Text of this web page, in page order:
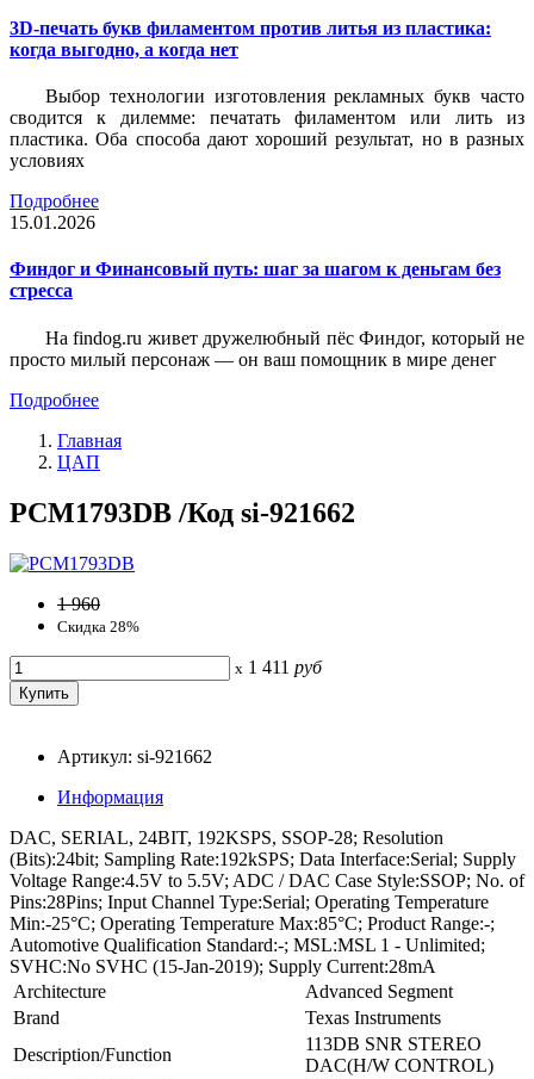
3D-печать букв филаментом против литья из пластика:
когда выгодно, а когда нет
Выбор технологии изготовления рекламных букв часто
сводится к дилемме: печатать филаментом или лить из
пластика. Оба способа дают хороший результат, но в разных
условиях
Подробнее
15.01.2026
Финдог и Финансовый путь: шаг за шагом к деньгам без
стресса
На findog.ru живет дружелюбный пёс Финдог, который не
просто милый персонаж — он ваш помощник в мире денег
Подробнее
Главная
ЦАП
PCM1793DB /Код si-921662
1 960
Скидка 28%
x 1 411 руб
Артикул: si-921662
Информация
DAC, SERIAL, 24BIT, 192KSPS, SSOP-28; Resolution
(Bits):24bit; Sampling Rate:192kSPS; Data Interface:Serial; Supply
Voltage Range:4.5V to 5.5V; ADC / DAC Case Style:SSOP; No. of
Pins:28Pins; Input Channel Type:Serial; Operating Temperature
Min:-25°C; Operating Temperature Max:85°C; Product Range:-;
Automotive Qualification Standard:-; MSL:MSL 1 - Unlimited;
SVHC:No SVHC (15-Jan-2019); Supply Current:28mA
Architecture
Advanced Segment
Brand
Texas Instruments
Description/Function
113DB SNR STEREO
DAC(H/W CONTROL)